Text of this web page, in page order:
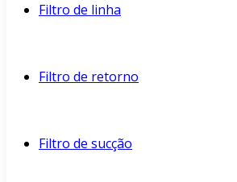
Filtro de linha
Filtro de retorno
Filtro de sucção